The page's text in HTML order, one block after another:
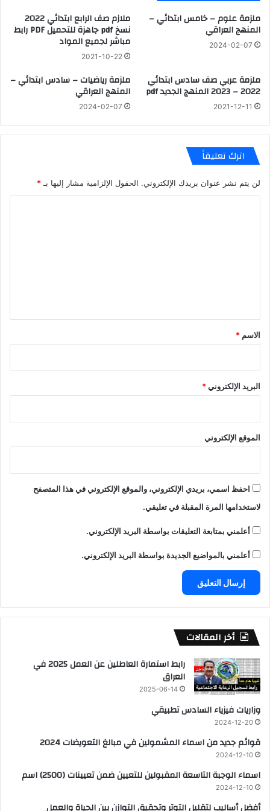
ملزمة علوم – خامس ابتدائي –
المنهج العراقي
2024-02-07
ملازم صف الرابع ابتدائي 2022
نسخ pdf جاهزة للتحميل PDF رابط
مباشر لجميع المواد
2021-10-22
ملزمة عربي صف سادس ابتدائي
2022 – 2023 المنهج الجديد pdf
2021-12-11
ملزمة رياضيات – سادس ابتدائي –
المنهج العراقي
2024-02-07
اترك تعليقاً
لن يتم نشر عنوان بريدك الإلكتروني. الحقول الإلزامية مشار إليها بـ *
*
الاسم *
البريد الإلكتروني*
الموقع الإلكتروني
احفظ اسمي، بريدي الإلكتروني، والموقع الإلكتروني في هذا المتصفح
لاستخدامها المرة المقبلة في تعليقي.
أعلمني بمتابعة التعليقات بواسطة البريد الإلكتروني.
أعلمني بالمواضيع الجديدة بواسطة البريد الإلكتروني.
أخر المقالات
رابط استمارة العاطلين عن العمل 2025 في
العراق
2025-06-14
وزاريات فيزياء السادس تطبيقي
2024-12-20
قوائم جديد من اسماء المشمولين في مبالغ التعويضات 2024
2024-12-10
اسماء الوجبة التاسعة المقبولين للتعيين ضمن تعيينات (2500) اسم
2024-12-10